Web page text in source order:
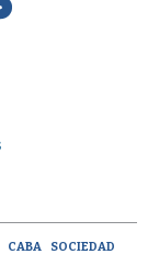
CABA SOCIEDAD